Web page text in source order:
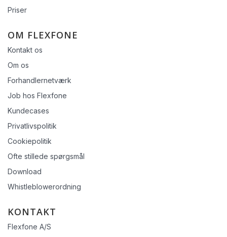
Priser
OM FLEXFONE
Kontakt os
Om os
Forhandlernetværk
Job hos Flexfone
Kundecases
Privatlivspolitik
Cookiepolitik
Ofte stillede spørgsmål
Download
Whistleblowerordning
KONTAKT
Flexfone A/S